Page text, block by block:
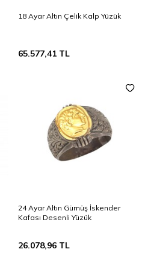
18 Ayar Altın Çelik Kalp Yüzük
65.577,41 TL
24 Ayar Altın Gümüş İskender
Kafası Desenli Yüzük
26.078,96 TL